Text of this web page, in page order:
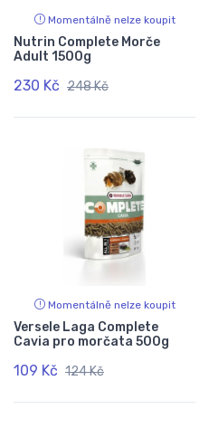
Momentálně nelze koupit
Nutrin Complete Morče
Adult 1500g
230 Kč 248 Kč
Momentálně nelze koupit
Versele Laga Complete
Cavia pro morčata 500g
109 Kč 124 Kč